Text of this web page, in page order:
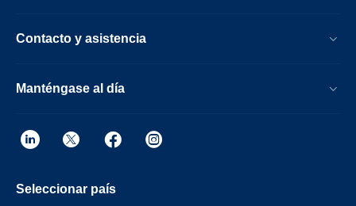
Contacto y asistencia
Manténgase al día
Seleccionar país